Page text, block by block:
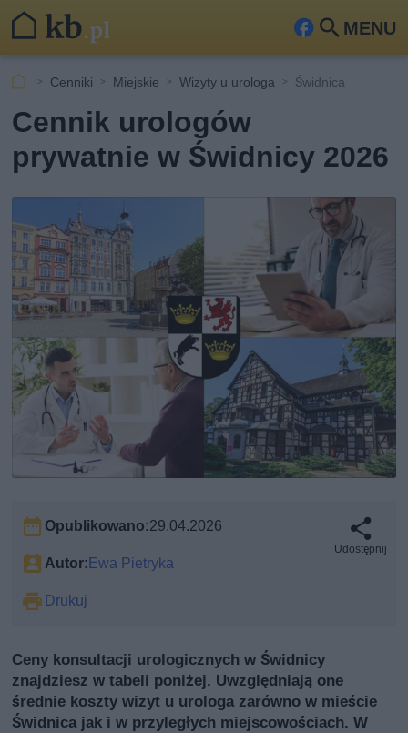
MENU
Fa
ceb
ook
Szu
kaj
Cenniki Miejskie Wizyty u urologa Świdnica
Cennik urologów
prywatnie w Świdnicy 2026
Opublikowano:29.04.2026
Autor: Ewa Pietryka
Drukuj
Udostępnij
Ceny konsultacji urologicznych w Świdnicy
znajdziesz w tabeli poniżej. Uwzględniają one
średnie koszty wizyt u urologa zarówno w mieście
Świdnica jak i w przyległych miejscowościach. W